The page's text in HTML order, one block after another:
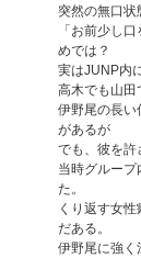
突然の無口状
「お前少し
めでは？
実はJUNP内
高木でも山田
伊野尾の長い
があるが
でも、彼を許
当時グルー
た。
くり返す女
だある。
伊野尾に強く